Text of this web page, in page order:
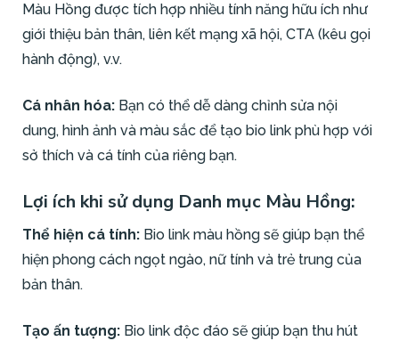
Màu Hồng được tích hợp nhiều tính năng hữu ích như
giới thiệu bản thân, liên kết mạng xã hội, CTA (kêu gọi
hành động), v.v.
Cá nhân hóa: Bạn có thể dễ dàng chỉnh sửa nội
dung, hình ảnh và màu sắc để tạo bio link phù hợp với
sở thích và cá tính của riêng bạn.
Lợi ích khi sử dụng Danh mục Màu Hồng:
Thể hiện cá tính: Bio link màu hồng sẽ giúp bạn thể
hiện phong cách ngọt ngào, nữ tính và trẻ trung của
bản thân.
Tạo ấn tượng: Bio link độc đáo sẽ giúp bạn thu hút